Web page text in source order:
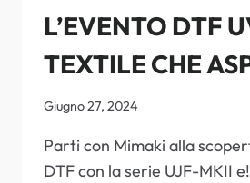
L’EVENTO DTF
TEXTILE CHE
Giugno 27, 2024
Parti con Mimaki alla
DTF con la serie UJF-MKII